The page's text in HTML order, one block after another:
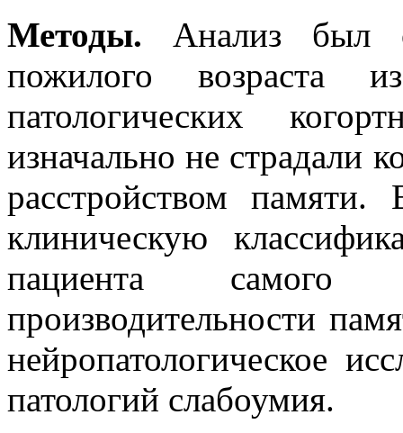
Методы. Анализ был
пожилого возраста
патологических
изначально не страдали
расстройством памяти.
клиническую
пациента
производительности
нейропатологическое
патологий слабоумия.